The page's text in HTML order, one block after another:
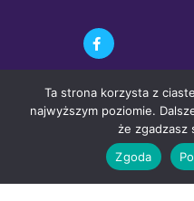
© 2021 Przedszkole
Ta strona korzysta z
najwyższym poziomie.
że zgadzasz
Zgoda